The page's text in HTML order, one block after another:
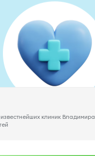
клиник Владимира